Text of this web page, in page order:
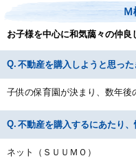
お子様を中心に和気藹々の仲良
不動産を購入しようと思った
子供の保育園が決まり、数年
不動産を購入するにあたり
ネット（ＳＵＵＭＯ）